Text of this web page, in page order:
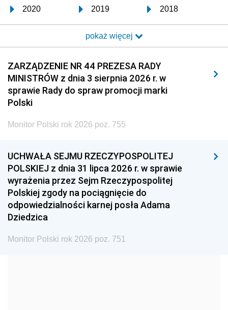
2020 2019 2018
2017 2016 2015
2014 2013 2012
2011 2010 2009
2008 2007 2006
2005
1996 1995 1994
1993 1992 1991
1990 1989
1987 1986 1985
pokaż więcej
ZARZĄDZENIE NR 44 PREZESA RADY
MINISTRÓW z dnia 3 sierpnia 2026 r. w
sprawie Rady do spraw promocji marki
Polski
Monitor Polski rok 2026 poz. 755
UCHWAŁA SEJMU RZECZYPOSPOLITEJ
POLSKIEJ z dnia 31 lipca 2026 r. w sprawie
wyrażenia przez Sejm Rzeczypospolitej
Polskiej zgody na pociągnięcie do
odpowiedzialności karnej posła Adama
Dziedzica
Monitor Polski rok 2026 poz. 751